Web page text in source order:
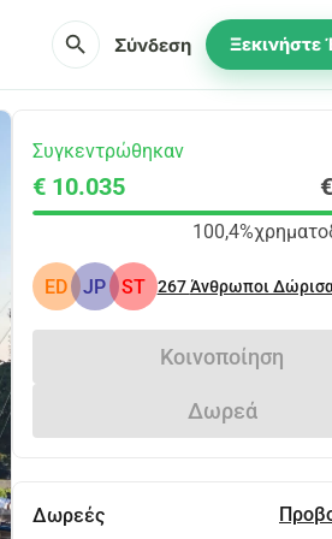
search Σύνδεση Ξεκινήστε
Συγκεντρώθηκαν
€ 10.035
100,4%
ED JP ST 267Άνθρωποι
Κοινοποίηση
Δωρεά
Δωρεές